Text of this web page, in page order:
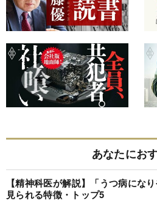
あなたにお
【精神科医が解説】「うつ病にな
見られる特徴・トップ5